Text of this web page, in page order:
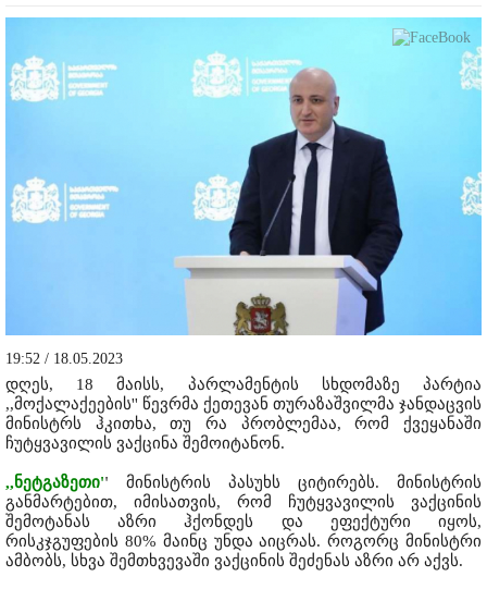
19:52 / 18.05.2023
დღეს, 18 მაისს, პარლამენტის სხდომაზე პარტია
,,მოქალაქეების'' წევრმა ქეთევან თურაზაშვილმა ჯანდაცვის
მინისტრს ჰკითხა, თუ რა პრობლემაა, რომ ქვეყანაში
ჩუტყვავილის ვაქცინა შემოიტანონ.
,,ნეტგაზეთი'' მინისტრის პასუხს ციტირებს. მინისტრის
განმარტებით, იმისათვის, რომ ჩუტყვავილის ვაქცინის
შემოტანას აზრი ჰქონდეს და ეფექტური იყოს,
რისკჯგუფების 80% მაინც უნდა აიცრას. როგორც მინისტრი
ამბობს, სხვა შემთხვევაში ვაქცინის შეძენას აზრი არ აქვს.